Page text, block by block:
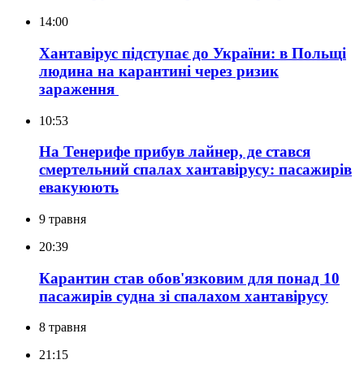
14:00
Хантавірус підступає до України: в Польщі
людина на карантині через ризик
зараження
10:53
На Тенерифе прибув лайнер, де стався
смертельний спалах хантавірусу: пасажирів
евакуюють
9 травня
20:39
Карантин став обов'язковим для понад 10
пасажирів судна зі спалахом хантавірусу
8 травня
21:15